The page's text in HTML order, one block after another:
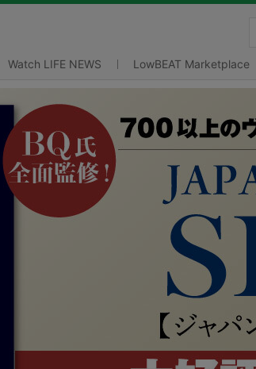
Watch LIFE NEWS LowBEAT Marketplace